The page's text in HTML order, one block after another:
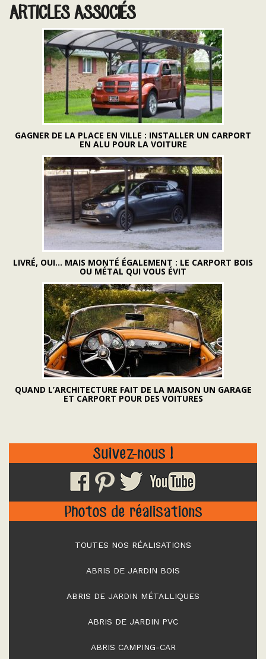
ARTICLES ASSOCIÉS
GAGNER DE LA PLACE EN VILLE : INSTALLER UN CARPORT
EN ALU POUR LA VOITURE
LIVRÉ, OUI... MAIS MONTÉ ÉGALEMENT : LE CARPORT BOIS
OU MÉTAL QUI VOUS ÉVIT
QUAND L’ARCHITECTURE FAIT DE LA MAISON UN GARAGE
ET CARPORT POUR DES VOITURES
Suivez-nous !
Photos de réalisations
TOUTES NOS RÉALISATIONS
ABRIS DE JARDIN BOIS
ABRIS DE JARDIN MÉTALLIQUES
ABRIS DE JARDIN PVC
ABRIS CAMPING-CAR